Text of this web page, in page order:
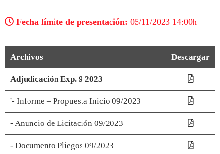
Fecha límite de presentación: 05/11/2023 14:00h
Archivos Descargar
Adjudicación Exp. 9 2023
'- Informe – Propuesta Inicio 09/2023
- Anuncio de Licitación 09/2023
- Documento Pliegos 09/2023